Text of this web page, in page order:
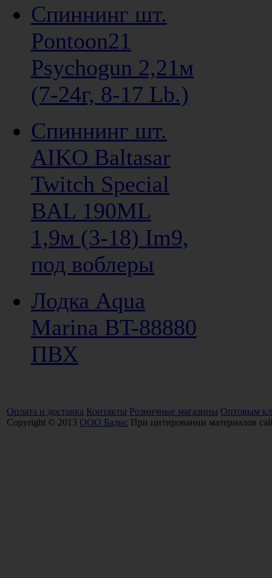
Спиннинг шт.
Pontoon21
Psychogun 2,21м
(7-24г, 8-17 Lb.)
Спиннинг шт.
AIKO Baltasar
Twitch Special
BAL 190ML
1,9м (3-18) Im9,
под воблеры
Лодка Aqua
Marina BT-88880
ПВХ
Оплата и доставка Контакты Розничные магазины Оптовым
Copyright © 2013 ООО Бадис При цитировании материалов